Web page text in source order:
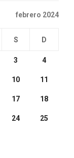
febrero 2024
S D
3 4
10 11
17 18
24 25